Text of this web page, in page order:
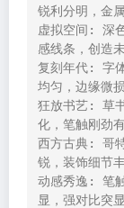
锐利分明，金
虚拟空间: 深
感线条，创造
复刻年代: 字
均匀，边缘微
狂放书艺: 草
化，笔触刚劲
西方古典: 哥
锐，装饰细节
动感秀逸: 笔
显，强对比突